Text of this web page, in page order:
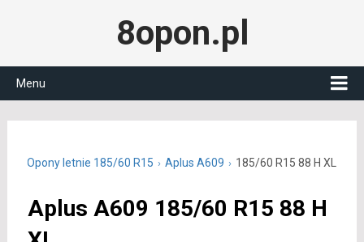
8opon.pl
Menu
Opony letnie 185/60 R15 Aplus A609 185/60 R15 88 H XL
Aplus A609 185/60 R15 88 H